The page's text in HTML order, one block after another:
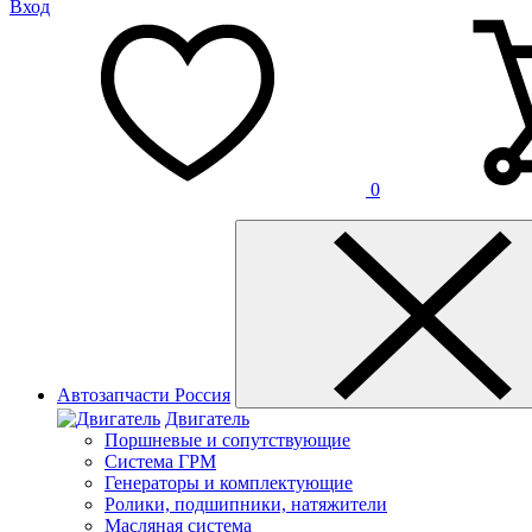
Вход
0
Автозапчасти Россия
Двигатель
Поршневые и сопутствующие
Система ГРМ
Генераторы и комплектующие
Ролики, подшипники, натяжители
Масляная система